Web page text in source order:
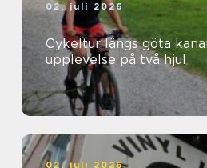
02. juli 2026
Cykeltur längs göta kanal naturnära
upplevelse på två hjul
02. juli 2026